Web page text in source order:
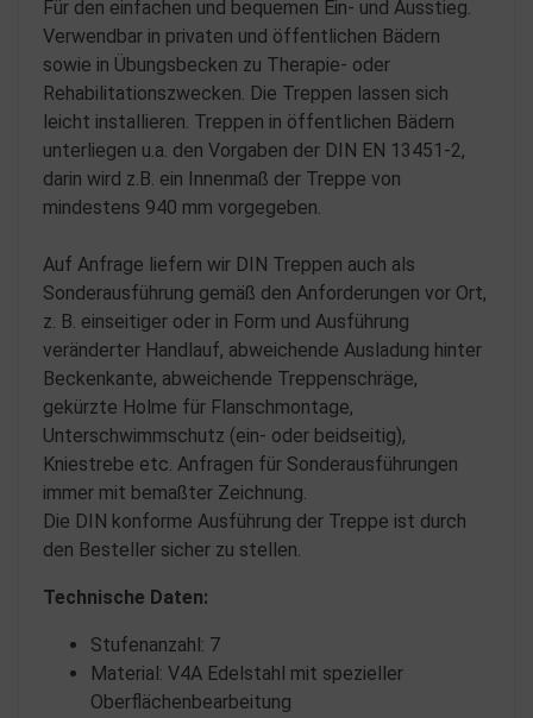
Für den einfachen und bequemen Ein- und Ausstieg.
Verwendbar in privaten und öffentlichen Bädern
sowie in Übungsbecken zu Therapie- oder
Rehabilitationszwecken. Die Treppen lassen sich
leicht installieren. Treppen in öffentlichen Bädern
unterliegen u.a. den Vorgaben der DIN EN 13451-2,
darin wird z.B. ein Innenmaß der Treppe von
mindestens 940 mm vorgegeben.
Auf Anfrage liefern wir DIN Treppen auch als
Sonderausführung gemäß den Anforderungen vor Ort,
z. B. einseitiger oder in Form und Ausführung
veränderter Handlauf, abweichende Ausladung hinter
Beckenkante, abweichende Treppenschräge,
gekürzte Holme für Flanschmontage,
Unterschwimmschutz (ein- oder beidseitig),
Kniestrebe etc. Anfragen für Sonderausführungen
immer mit bemaßter Zeichnung.
Die DIN konforme Ausführung der Treppe ist durch
den Besteller sicher zu stellen.
Technische Daten:
Stufenanzahl: 7
Material: V4A Edelstahl mit spezieller
Oberflächenbearbeitung